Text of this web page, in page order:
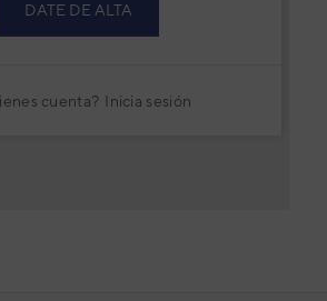
DATE DE ALTA
cuenta? Inicia sesión